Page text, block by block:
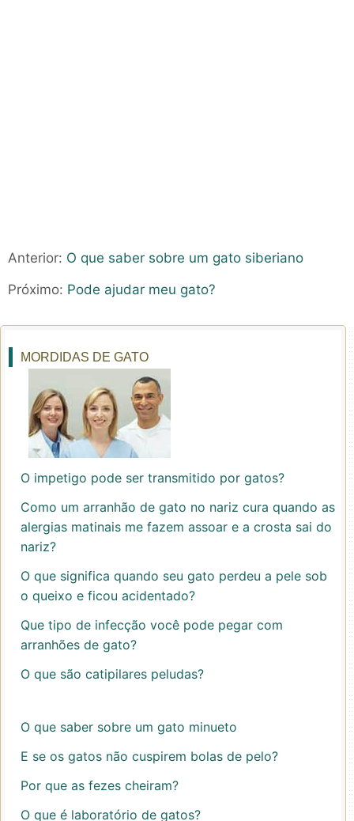
Anterior: O que saber sobre um gato siberiano
Próximo: Pode ajudar meu gato?
MORDIDAS DE GATO
O impetigo pode ser transmitido por gatos?
Como um arranhão de gato no nariz cura quando as
alergias matinais me fazem assoar e a crosta sai do
nariz?
O que significa quando seu gato perdeu a pele sob
o queixo e ficou acidentado?
Que tipo de infecção você pode pegar com
arranhões de gato?
O que são catipilares peludas?
O que saber sobre um gato minueto
E se os gatos não cuspirem bolas de pelo?
Por que as fezes cheiram?
O que é laboratório de gatos?